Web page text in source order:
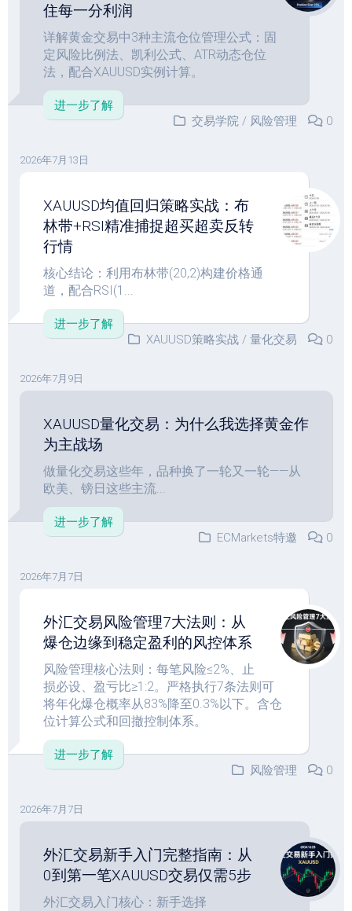
住每一分利润
详解黄金交易中3种主流仓位管理公式：固
定风险比例法、凯利公式、ATR动态仓位
法，配合XAUUSD实例计算。
进一步了解
交易学院 / 风险管理 0
2026年7月13日
XAUUSD均值回归策略实战：布
林带+RSI精准捕捉超买超卖反转
行情
核心结论：利用布林带(20,2)构建价格通
道，配合RSI(1...
进一步了解
XAUUSD策略实战 / 量化交易 0
2026年7月9日
XAUUSD量化交易：为什么我选择黄金作
为主战场
做量化交易这些年，品种换了一轮又一轮——从
欧美、镑日这些主流...
进一步了解
ECMarkets特邀
0
2026年7月7日
外汇交易风险管理7大法则：从
爆仓边缘到稳定盈利的风控体系
风险管理核心法则：每笔风险≤2%、止
损必设、盈亏比≥1:2。严格执行7条法则可
将年化爆仓概率从83%降至0.3%以下。含仓
位计算公式和回撤控制体系。
进一步了解
风险管理
0
2026年7月7日
外汇交易新手入门完整指南：从
0到第一笔XAUUSD交易仅需5步
外汇交易入门核心：新手选择